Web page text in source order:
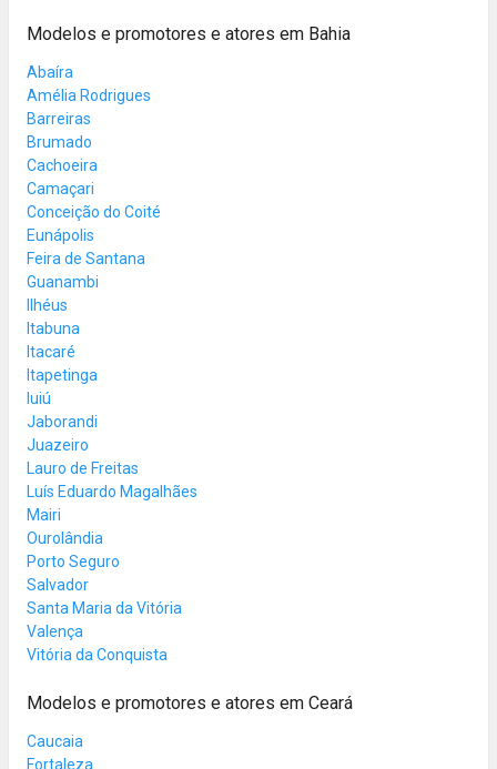
Modelos e promotores e atores em Bahia
Abaíra
Amélia Rodrigues
Barreiras
Brumado
Cachoeira
Camaçari
Conceição do Coité
Eunápolis
Feira de Santana
Guanambi
Ilhéus
Itabuna
Itacaré
Itapetinga
Iuiú
Jaborandi
Juazeiro
Lauro de Freitas
Luís Eduardo Magalhães
Mairi
Ourolândia
Porto Seguro
Salvador
Santa Maria da Vitória
Valença
Vitória da Conquista
Modelos e promotores e atores em Ceará
Caucaia
Fortaleza